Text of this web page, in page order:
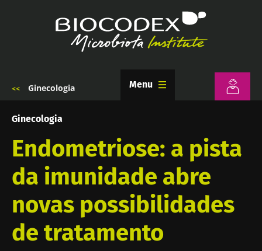
Ginecologia Menu
Ginecologia
Endometriose: a pista
da imunidade abre
novas possibilidades
de tratamento